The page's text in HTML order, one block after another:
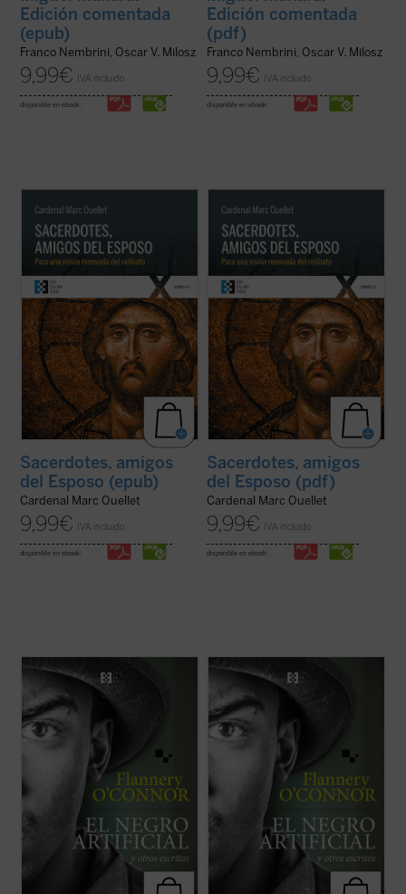
Edición comentada
(epub)
Franco Nembrini, Oscar V. Milosz
9,99€ IVA incluido
disponible en ebook:
Edición comentada
(pdf)
Franco Nembrini, Oscar V. Milosz
9,99€ IVA incluido
disponible en ebook:
Obispos reflexiona sobre la renovación
sacerdotal en unos tiempos en los que «los
escándalos, las humillaciones y el desgaste
han sumido al clero en un estado de
vulnerabilidad, si no de desconcierto, ...
Sacerdotes, amigos
del Esposo (epub)
Cardenal Marc Ouellet
9,99€ IVA incluido
disponible en ebook:
Obispos reflexiona sobre la renovación
sacerdotal en unos tiempos en los que «los
escándalos, las humillaciones y el desgaste
han sumido al clero en un estado de
vulnerabilidad, si no de desconcierto, ...
Sacerdotes, amigos
del Esposo (pdf)
Cardenal Marc Ouellet
9,99€ IVA incluido
disponible en ebook:
La presente antología recoge ocho cuentos
representativos y algunos ensayos breves
escritos por Flannery O'Connor en
«Andalusia», la finca familiar en la que vivió
sus últimos años mientras avanzaba su
enfermedad degenerativa. Son historias ...
(ver ficha)
La presente antología recoge ocho cuentos
representativos y algunos ensayos breves
escritos por Flannery O'Connor en
«Andalusia», la finca familiar en la que vivió
sus últimos años mientras avanzaba su
enfermedad degenerativa. Son historias ...
(ver ficha)